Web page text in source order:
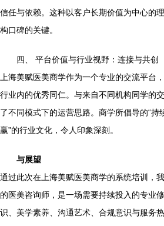
信任与依赖。这种以客户长期价值为中心的
构口碑的关键。
四、 平台价值与行业视野：连接与共创
上海美赋医美商学作为一个专业的交流平台
行业内的优秀同仁。与来自不同机构同学的
了不同模式下的运营思路。商学所倡导的“持
赢”的行业文化，令人印象深刻。
与展望
通过此次在上海美赋医美商学的系统培训，
的医美咨询师，是一场需要持续投入的专业
识、美学素养、沟通艺术、合规意识与服务